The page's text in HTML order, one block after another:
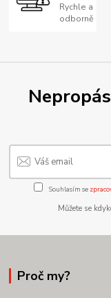
Rychle a
odborně
Souhlasím se
Můžete se
Proč my?